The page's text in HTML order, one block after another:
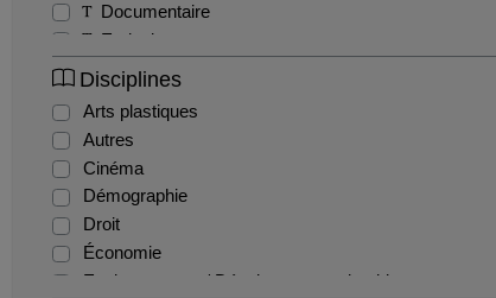
Documentaire
Emission
Entretien / Témoignage / Retour d'expérience
Fiction
Film pédagogique
Reportage
Disciplines
Arts plastiques
Autres
Cinéma
Démographie
Droit
Économie
Environnement / Développement durable